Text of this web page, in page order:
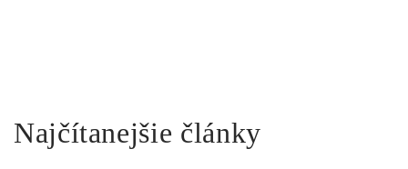
Najčítanejšie články